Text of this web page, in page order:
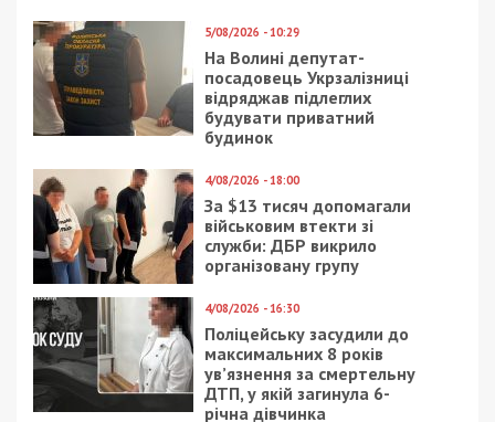
Днепряне смогут создать ракеты и
поставить их в ботаническом саду
СУСПІЛЬСТВО
22/06/2021 - 11:49
В Днепре активисты
отмыли
изуродованный
вандалами театр:
14/10/2022 - 11:45
Геннадій Корбан
висловив глибоку
повагу захисникам та
захисницям України